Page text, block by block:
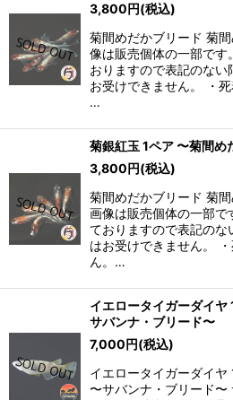
3,800円(税込)
菊間めだかブリード 菊
像は販売個体の一部です
おりますので表記のな
お受けできません。 ・
…
菊銀紅玉 1ペア 〜菊間め
3,800円(税込)
菊間めだかブリード 菊
画像は販売個体の一部で
ておりますので表記のな
はお受けできません。
ん。…
イエロータイガーダイヤ
サバンナ・ブリード〜
7,000円(税込)
イエロータイガーダイヤ
〜サバンナ・ブリード